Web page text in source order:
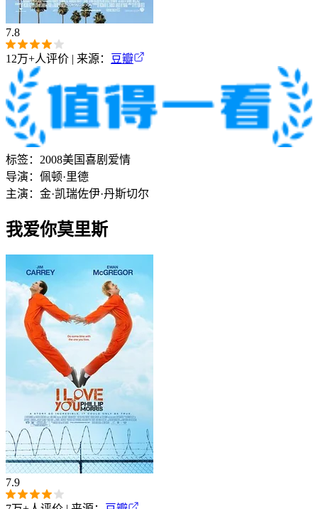
7.8
12万+人评价 | 来源： 豆瓣
标签： 2008美国喜剧 爱情
导演： 佩顿·里德
主演： 金·凯瑞佐伊·丹斯切尔
我爱你莫里斯
7.9